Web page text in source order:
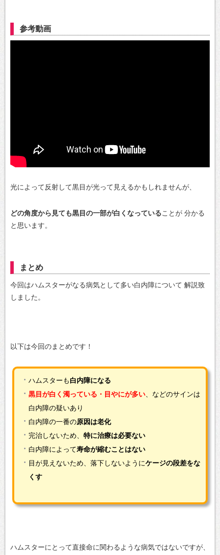
参考動画
光によって反射して黒目が光って見えるかもしれませんが、
どの角度から見ても黒目の一部が白くなっていることが 分かる
と思います。
まとめ
今回はハムスターがなる病気として多い白内障について 解説致
しました。
以下は今回のまとめです！
ハムスターも白内障になる
黒目が白く濁っている・目やにが多い、などのサインは
白内障の疑いあり
白内障の一番の原因は老化
完治しないため、 特に治療は必要ない
白内障によって寿命が縮むことはない
目が見えないため、落下しないようにケージの段差をな
くす
ハムスターにとって直接命に関わるような病気ではないですが、